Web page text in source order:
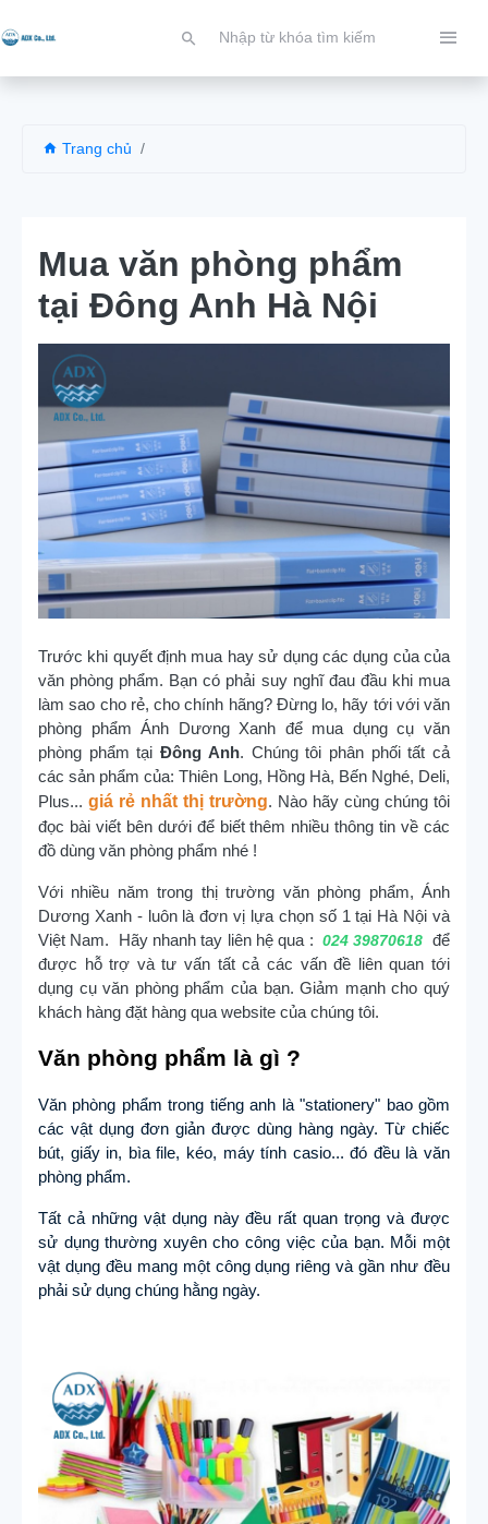
Trang chủ
Mua văn phòng phẩm
tại Đông Anh Hà Nội
Trước khi quyết định mua hay sử dụng các dụng của của
văn phòng phẩm. Bạn có phải suy nghĩ đau đầu khi mua
làm sao cho rẻ, cho chính hãng? Đừng lo, hãy tới với văn
phòng phẩm Ánh Dương Xanh để mua dụng cụ văn
phòng phẩm tạiĐông Anh. Chúng tôi phân phối tất cả
các sản phẩm của: Thiên Long, Hồng Hà, Bến Nghé, Deli,
Plus... giá rẻ nhất thị trường. Nào hãy cùng chúng tôi
đọc bài viết bên dưới để biết thêm nhiều thông tin về các
đồ dùng văn phòng phẩm nhé !
Với nhiều năm trong thị trường văn phòng phẩm, Ánh
Dương Xanh - luôn là đơn vị lựa chọn số 1 tại Hà Nội và
Việt Nam. Hãy nhanh tay liên hệ qua : 024 39870618 để
được hỗ trợ và tư vấn tất cả các vấn đề liên quan tới
dụng cụ văn phòng phẩm của bạn. Giảm mạnh cho quý
khách hàng đặt hàng qua website của chúng tôi.
Văn phòng phẩm là gì ?
Văn phòng phẩm trong tiếng anh là "stationery" bao gồm
các vật dụng đơn giản được dùng hàng ngày. Từ chiếc
bút, giấy in, bìa file, kéo, máy tính casio... đó đều là văn
phòng phẩm.
Tất cả những vật dụng này đều rất quan trọng và được
sử dụng thường xuyên cho công việc của bạn. Mỗi một
vật dụng đều mang một công dụng riêng và gần như đều
phải sử dụng chúng hằng ngày.